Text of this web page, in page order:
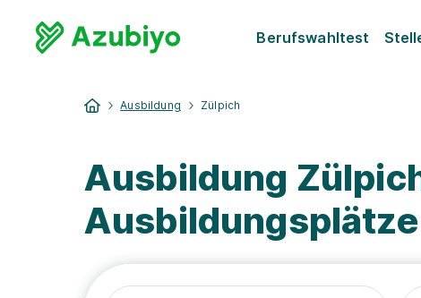
Berufswahltest
Ausbildung Zülpich
Ausbildung
Ausbildungsplätze